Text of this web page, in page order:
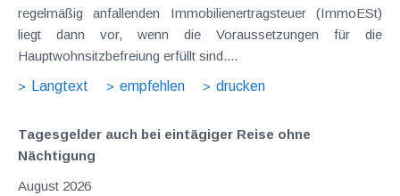
regelmäßig anfallenden Immobilienertragsteuer (ImmoESt)
liegt dann vor, wenn die Voraussetzungen für die
Hauptwohnsitzbefreiung erfüllt sind....
Langtext
empfehlen drucken
Tagesgelder auch bei eintägiger Reise ohne
Nächtigung
August 2026